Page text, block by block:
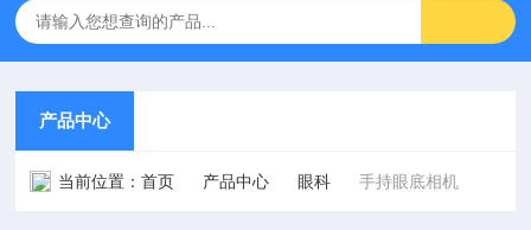
产品中心
当前位置：首页 产品中心 眼科 手持眼底相机